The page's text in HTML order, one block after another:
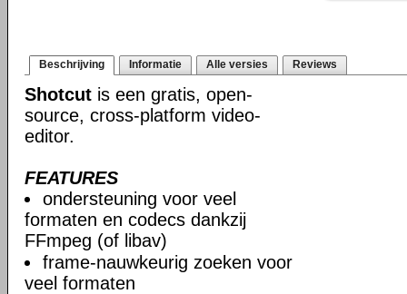
Beschrijving Informatie Alle versies Reviews
Shotcut is een gratis, open-
source, cross-platform video-
editor.
FEATURES
ondersteuning voor veel
formaten en codecs dankzij
FFmpeg (of libav)
frame-nauwkeurig zoeken voor
veel formaten